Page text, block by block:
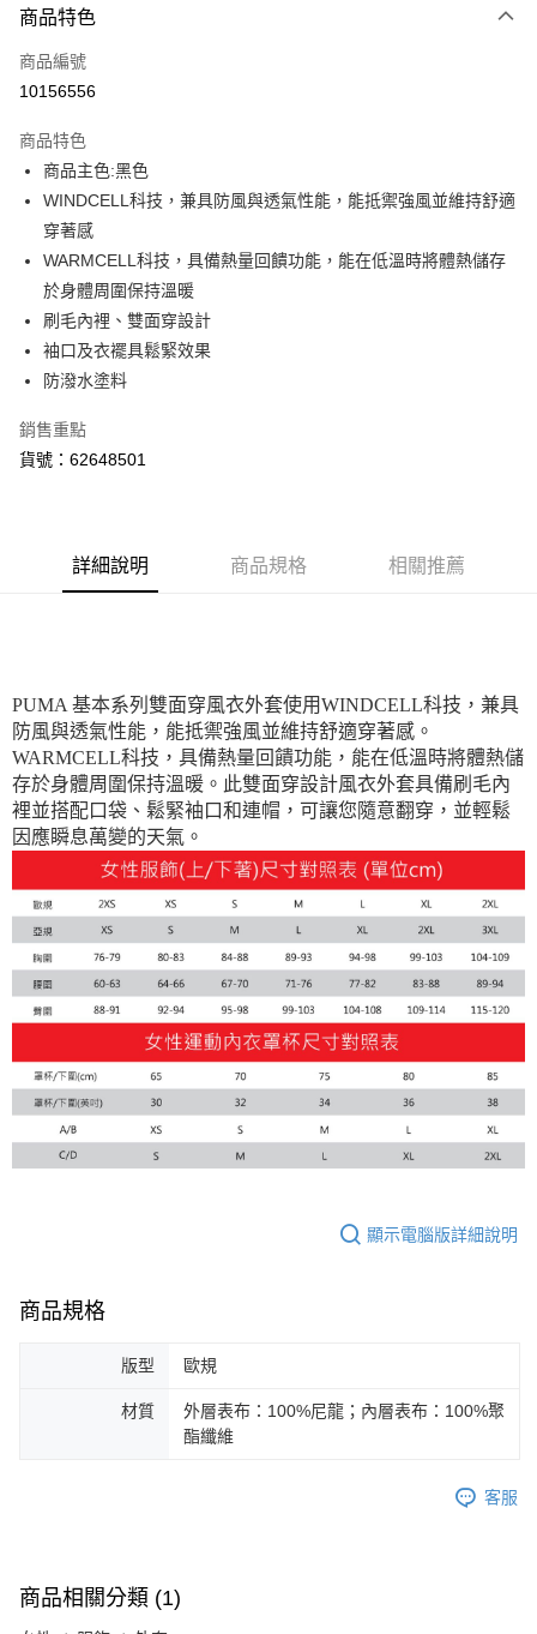
信用卡一次付款
LINE Pay
街口支付
悠遊付
Google Pay
貨到付款
運送方式
每筆NT$150，滿NT$1,800(含以上)免運費
宅配貨到付款(離島恕不配送)
商品特色
商品編號
10156556
商品特色
商品主色:黑色
WINDCELL科技，兼具防風與透氣性能，能抵禦強風並維持舒適
穿著感
WARMCELL科技，具備熱量回饋功能，能在低溫時將體熱儲存
於身體周圍保持溫暖
刷毛內裡、雙面穿設計
袖口及衣襬具鬆緊效果
防潑水塗料
銷售重點
貨號：62648501
詳細說明 商品規格 相關推薦
PUMA 基本系列雙面穿風衣外套使用WINDCELL科技，兼具
防風與透氣性能，能抵禦強風並維持舒適穿著感。
WARMCELL科技，具備熱量回饋功能，能在低溫時將體熱儲
存於身體周圍保持溫暖。此雙面穿設計風衣外套具備刷毛內
裡並搭配口袋、鬆緊袖口和連帽，可讓您隨意翻穿，並輕鬆
因應瞬息萬變的天氣。
顯示電腦版詳細說明
商品規格
版型 歐規
材質
外層表布：100%尼龍；內層表布：100%聚
酯纖維
客服
商品相關分類 (1)